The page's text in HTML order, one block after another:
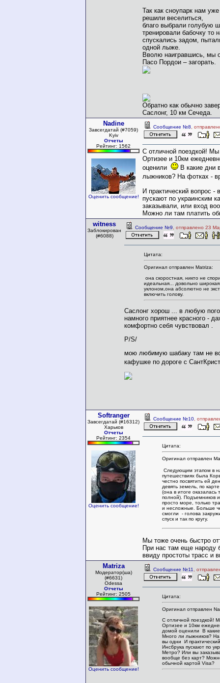
Так как сноупарк нам
решили веселиться,
благо выбрали голубую
тренировали бабочку то
спускались задом,
одной лыже.
Вволю наигравшись, мы
Пасо Пордои – загорать.
Обратно как обычно
Саслонг, 10 км Сечеда.
Nadine
Завсегдатай (#7059)
Kyiv
Отчеты
Рейтинг: 1562
Оценить сообщение!
Сообщение №8 ,
С отличной поездкой!
Ортизее и 10км
оценили
В какие дни
лыжников? На фотках -
И практический вопрос -
пускают по украинским
заказывали, или вход
Можно ли там платить
witness
Заблокирован
(#6088)
Сообщение №9 , отправлено 23
Цитата:
Оригинал отправлен Matriza:
она скоростная, никто не
идеальная... довольно
уклоном,она абсолютно не
включить голову.
Саслонг хорош ... в любую
намного приятнее красного -
комфортно себя чувствовал .
P/S/
мою любимую шабаку там не
кафушке по дороге с
Softranger
Завсегдатай (#16312)
Харьков
Отчеты
Рейтинг: 2354
Оценить сообщение!
Сообщение №10 ,
Цитата:
Оригинал отправлен
Следующим этапом в
путешествиях была
честно посвятить ей
девять земель, по
(она в итоге оказалась
полной). Подъемников
просто море, только
и несложные. Больше
смогли - голова
спуск и так по кругу.
Мы тоже очень быстро
При нас там еще народу
ввиду простоты трасс и
Matriza
Модератор(ша)
(#6631)
Odessa
Отчеты
Рейтинг: 2505
Оценить сообщение!
Сообщение №11 ,
Цитата:
Оригинал отправлен
С отличной поездкой!
Ортизее и 10км
домой оценили В
Много ли лыжников? На
вы одни И
Инсбрука пускают по
Метро? Или вы
вообще без карт?
обычной картой Visa?